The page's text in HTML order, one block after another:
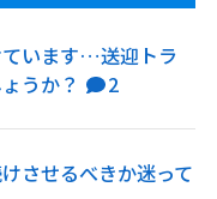
います…送迎トラ
うか？
2
させるべきか迷って